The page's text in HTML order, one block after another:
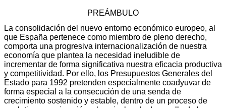
PREÁMBULO
La consolidación del nuevo entorno económico europeo, al
que España pertenece como miembro de pleno derecho,
comporta una progresiva internacionalización de nuestra
economía que plantea la necesidad ineludible de
incrementar de forma significativa nuestra eficacia productiva
y competitividad. Por ello, los Presupuestos Generales del
Estado para 1992 pretenden especialmente coadyuvar de
forma especial a la consecución de una senda de
crecimiento sostenido y estable, dentro de un proceso de